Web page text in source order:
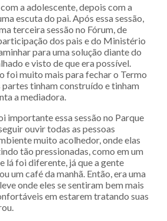
a adolescente, depois com a
escuta do pai. Após essa sessão,
terceira sessão no Fórum, de
dos pais e do Ministério
para uma solução diante do
e visto de que era possível.
foi muito mais para fechar o Termo
partes tinham construído e tinham
a mediadora.
importante essa sessão no Parque
ouvir todas as pessoas
muito acolhedor, onde elas
tão pressionadas, como em um
lá foi diferente, já que a gente
um café da manhã. Então, era uma
onde eles se sentiram bem mais
em estarem tratando suas